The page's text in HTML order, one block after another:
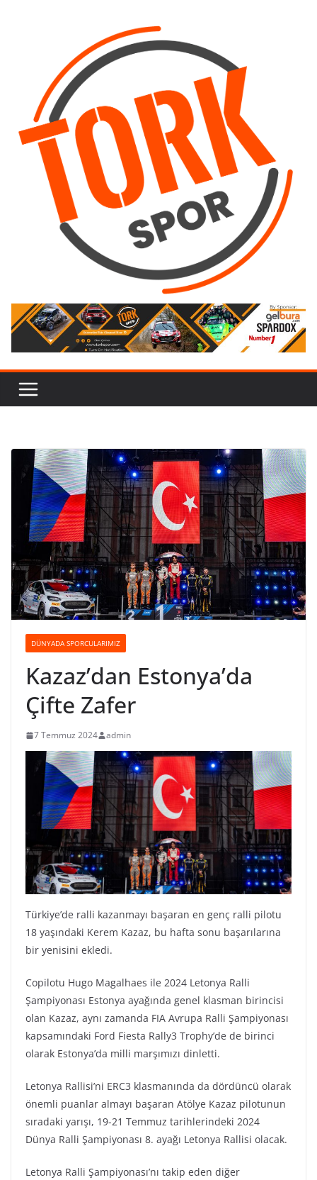
DÜNYADA SPORCULARIMIZ
Kazaz’dan Estonya’da
Çifte Zafer
7 Temmuz 2024 admin
Türkiye’de ralli kazanmayı başaran en genç ralli pilotu
18 yaşındaki Kerem Kazaz, bu hafta sonu başarılarına
bir yenisini ekledi.
Copilotu Hugo Magalhaes ile 2024 Letonya Ralli
Şampiyonası Estonya ayağında genel klasman birincisi
olan Kazaz, aynı zamanda FIA Avrupa Ralli Şampiyonası
kapsamındaki Ford Fiesta Rally3 Trophy’de de birinci
olarak Estonya’da milli marşımızı dinletti.
Letonya Rallisi’ni ERC3 klasmanında da dördüncü olarak
önemli puanlar almayı başaran Atölye Kazaz pilotunun
sıradaki yarışı, 19-21 Temmuz tarihlerindeki 2024
Dünya Ralli Şampiyonası 8. ayağı Letonya Rallisi olacak.
Letonya Ralli Şampiyonası’nı takip eden diğer